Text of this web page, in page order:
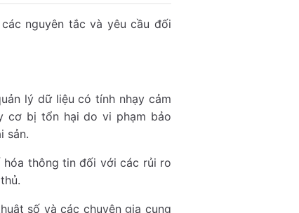
nguyên tắc và yêu cầu đối
lý dữ liệu có tính nhạy cảm
cơ bị tổn hại do vi phạm bảo
sản.
thông tin đối với các rủi ro
số và các chuyên gia cung